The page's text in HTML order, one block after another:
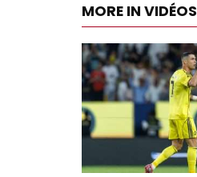
MORE IN VIDÉOS